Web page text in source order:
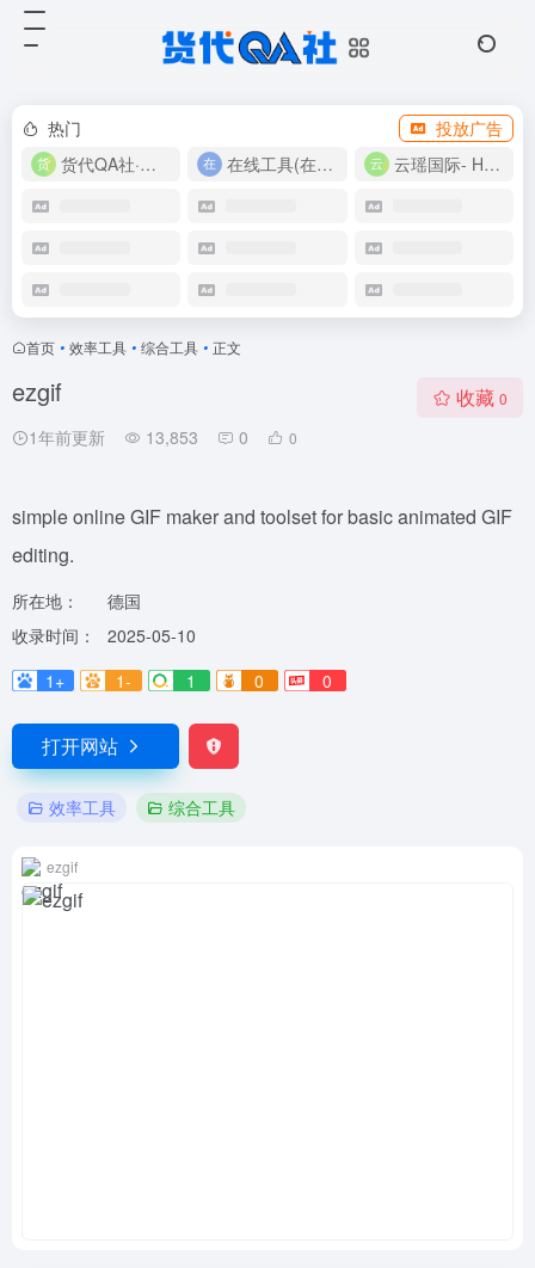
热门
投放广告
货代QA社·让货代之路更简单！
在线工具(在线实用工具200+) 云瑶国际- Harlan-15360639224
首页 • 效率工具 • 综合工具 • 正文
ezgif
1年前更新 13,853 0 0
收藏 0
simple online GIF maker and toolset for basic animated GIF
editing.
所在地：
德国
收录时间：
2025-05-10
1+
1- 1 0 0
打开网站
效率工具 综合工具
ezgif